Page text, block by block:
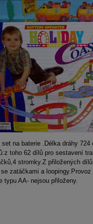
set na baterie .Délka dráhy 724
toho 62 dílů pro sestavení
stromky.Z přiložených
zatáčkami a
typu AA- nejsou přiloženy.